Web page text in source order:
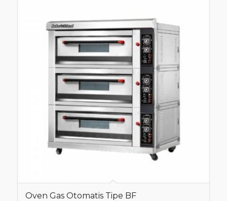
Oven Gas Otomatis Tipe BF